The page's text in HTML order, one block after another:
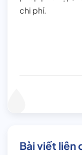
chi phí.
Bài viết liên